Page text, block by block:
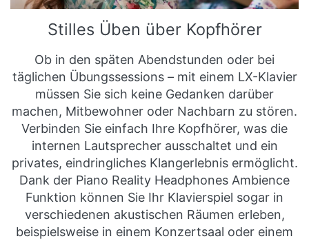
Stilles Üben über Kopfhörer
Ob in den späten Abendstunden oder bei
täglichen Übungssessions – mit einem LX-Klavier
müssen Sie sich keine Gedanken darüber
machen, Mitbewohner oder Nachbarn zu stören.
Verbinden Sie einfach Ihre Kopfhörer, was die
internen Lautsprecher ausschaltet und ein
privates, eindringliches Klangerlebnis ermöglicht.
Dank der Piano Reality Headphones Ambience
Funktion können Sie Ihr Klavierspiel sogar in
verschiedenen akustischen Räumen erleben,
beispielsweise in einem Konzertsaal oder einem